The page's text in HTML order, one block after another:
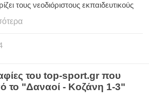
τους νεοδιόριστους εκπαιδευτικούς
του top-sport.gr που
το "Δαναοί - Κοζάνη 1-3"